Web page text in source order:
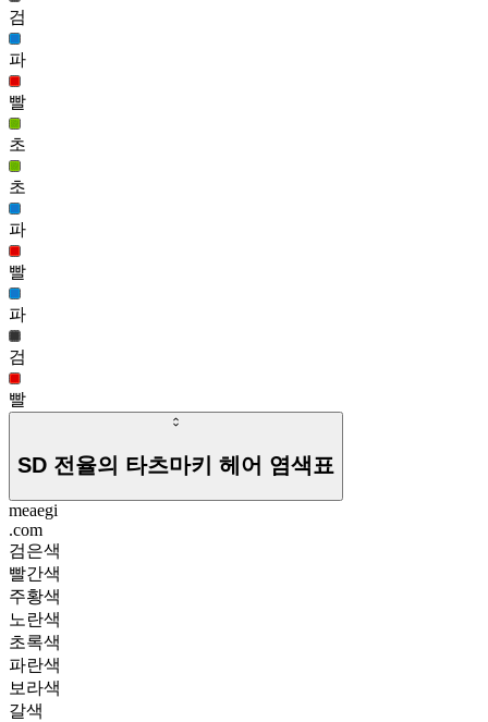
더벅 머리(남)
1,021
136
스테리 헤어(남)
1,006
137
다크 스텔라 헤어(여)
995
검
파
빨
초
초
파
빨
파
검
빨
SD 전율의 타츠마키 헤어 염색표
meaegi
.com
검은색
빨간색
주황색
노란색
초록색
파란색
보라색
갈색